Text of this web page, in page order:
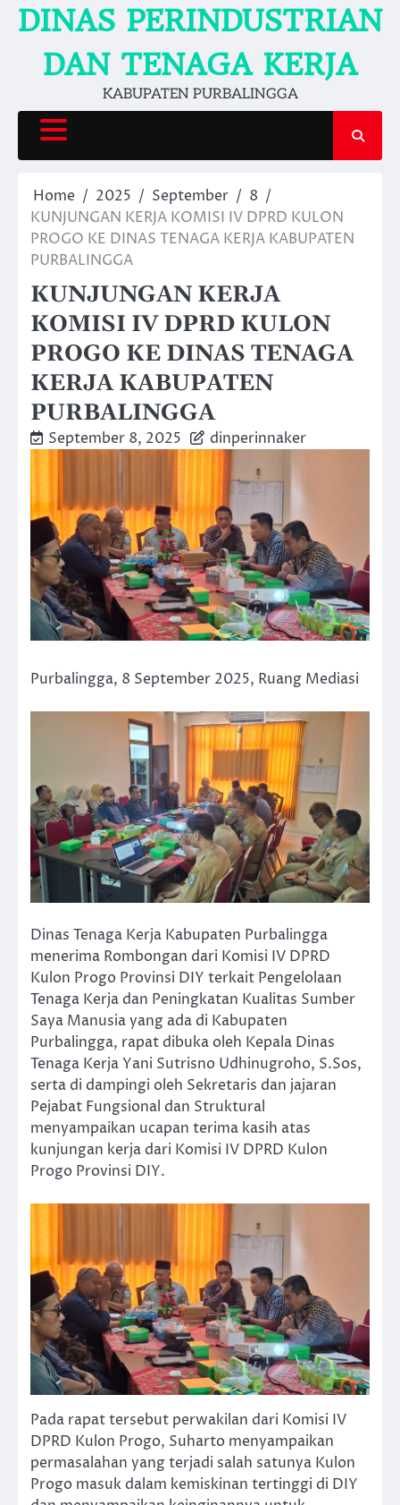
Skip
content
DINAS PERINDUSTRIAN
DAN TENAGA KERJA
KABUPATEN PURBALINGGA
Home 2025 September
8
KUNJUNGAN KERJA KOMISI IV DPRD KULON
PROGO KE DINAS TENAGA KERJA KABUPATEN
PURBALINGGA
KUNJUNGAN KERJA
KOMISI IV DPRD KULON
PROGO KE DINAS TENAGA
KERJA KABUPATEN
PURBALINGGA
September 8, 2025 dinperinnaker
Purbalingga, 8 September 2025, Ruang Mediasi
Dinas Tenaga Kerja Kabupaten Purbalingga
menerima Rombongan dari Komisi IV DPRD
Kulon Progo Provinsi DIY terkait Pengelolaan
Tenaga Kerja dan Peningkatan Kualitas Sumber
Saya Manusia yang ada di Kabupaten
Purbalingga, rapat dibuka oleh Kepala Dinas
Tenaga Kerja Yani Sutrisno Udhinugroho, S.Sos,
serta di dampingi oleh Sekretaris dan jajaran
Pejabat Fungsional dan Struktural
menyampaikan ucapan terima kasih atas
kunjungan kerja dari Komisi IV DPRD Kulon
Progo Provinsi DIY.
Pada rapat tersebut perwakilan dari Komisi IV
DPRD Kulon Progo, Suharto menyampaikan
permasalahan yang terjadi salah satunya Kulon
Progo masuk dalam kemiskinan tertinggi di DIY